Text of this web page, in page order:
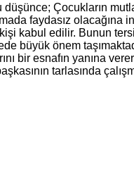
Çocukların
faydasız olacağına
kabul edilir. Bunun
büyük önem
bir esnafın yanına
tarlasında